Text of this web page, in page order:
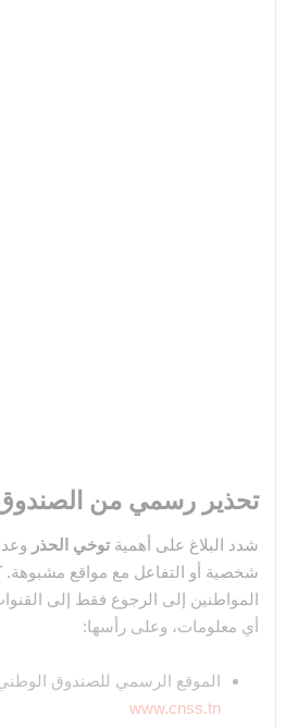
تحذير رسمي من
شدد البلاغ على أهميةتوخي الحذر
شخصية أو التفاعل مع مواقع مشبوهة.
المواطنين إلى الرجوع فقط إلى
أي معلومات، وعلى رأسها:
الموقع الرسمي للصندوق
www.cnss.tn